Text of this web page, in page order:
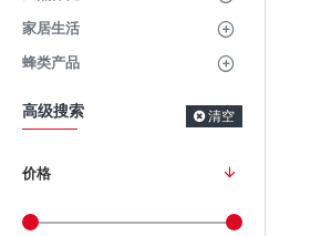
家居生活
蜂类产品
高级搜索 清空
价格